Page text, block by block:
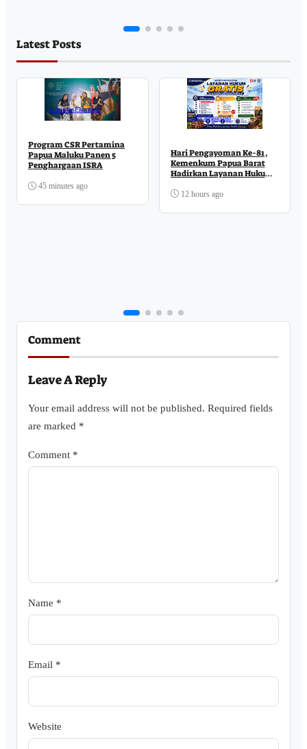
Latest Posts
BusinessEkonomi
Program CSR Pertamina
Papua Maluku Panen 5
Penghargaan ISRA
45 minutes ago
Uncategorized
Hari Pengayoman Ke-81,
Kemenkum Papua Barat
Hadirkan Layanan Hukum
12 hours ago
Comment
Leave A Reply
Your email address will not be published. Required fields
are marked *
Comment *
Name *
Email *
Website